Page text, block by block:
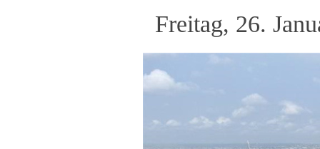
Freitag, 26.